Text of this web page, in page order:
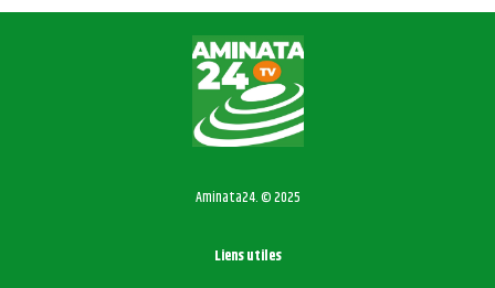
Aminata24. © 2025
Liens utiles